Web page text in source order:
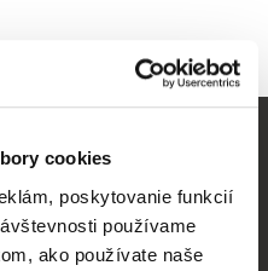
cookies
poskytovanie funkcií
používame
ako používate naše
kino
týždeň